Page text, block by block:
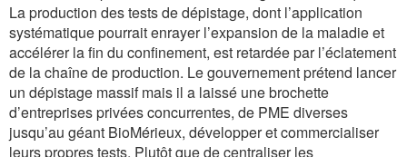
La production des tests de dépistage, dont l’application
systématique pourrait enrayer l’expansion de la maladie et
accélérer la fin du confinement, est retardée par l’éclatement
de la chaîne de production. Le gouvernement prétend lancer
un dépistage massif mais il a laissé une brochette
d’entreprises privées concurrentes, de PME diverses
jusqu’au géant BioMérieux, développer et commercialiser
leurs propres tests. Plutôt que de centraliser les